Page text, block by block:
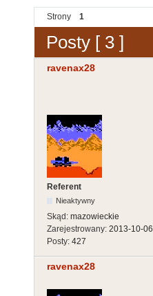
Strony 1
Posty [ 3 ]
ravenax28
Referent
Nieaktywny
Skąd: mazowieckie
Zarejestrowany: 2013-10-06
Posty: 427
ravenax28